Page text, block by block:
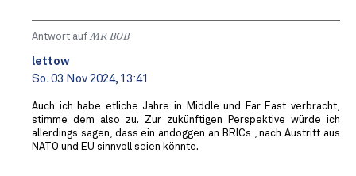
Antwort aufMR BOB ️
lettow
So. 03 Nov 2024, 13:41
Auch ich habe etliche Jahre in Middle und Far East verbracht,
stimme dem also zu. Zur zukünftigen Perspektive würde ich
allerdings sagen, dass ein andoggen an BRICs , nach Austritt aus
NATO und EU sinnvoll seien könnte.